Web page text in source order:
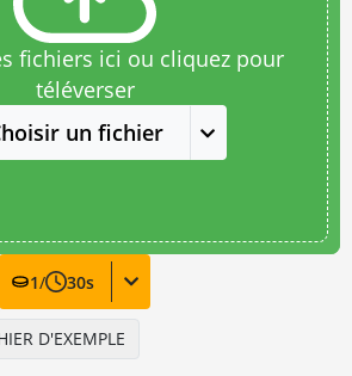
fichiers ici ou cliquez pour
téléverser
un fichier
1/ 30s
D'EXEMPLE